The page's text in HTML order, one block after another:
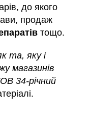
до якого
продаж
тощо.
та, яку і
магазинів
34-річний